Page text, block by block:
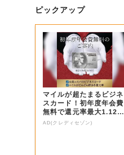
ピックアップ
マイルが超たまるビジネ
スカード！初年度年会費
無料で還元率最大1.12
5%
AD(クレディセゾン)